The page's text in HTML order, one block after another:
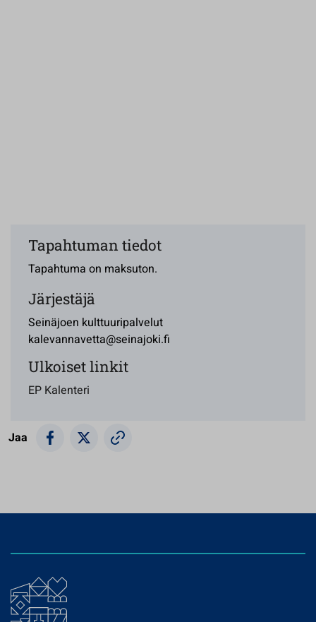
Tapahtuman tiedot
Tapahtuma on maksuton.
Järjestäjä
Seinäjoen kulttuuripalvelut
kalevannavetta@seinajoki.fi
Ulkoiset linkit
EP Kalenteri
Jaa